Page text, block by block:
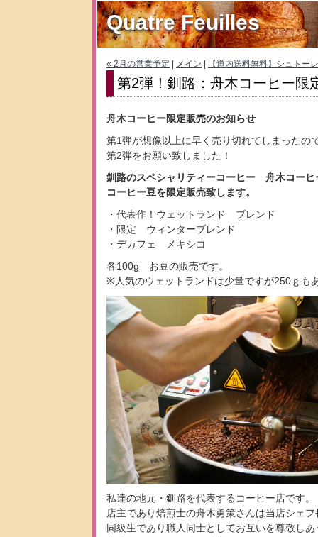
Quatre Feuilles
« 2月の営業予定 メイン 【道内送料無料】シュトー
第2弾！釧路：舟木コーヒー限
舟木コーヒー限定販売のお知らせ
第1弾が想像以上に早く売り切れてしまったの
第2弾をお願い致しました！
釧路のスペシャリティーコーヒー 舟木コーヒ
コーヒー豆を限定販売致します。
・代表作！ウェットランド ブレンド
・限定 ウィンターブレンド
・デカフェ メキシコ
各100g お豆の販売です。
※人気のウェットランドは少量ですが250ｇも
私達の地元・釧路を代表するコーヒー店です。
店主であり焙煎士の舟木勇策さんは当店シェ
同級生であり職人同士としてお互いを尊敬しあ